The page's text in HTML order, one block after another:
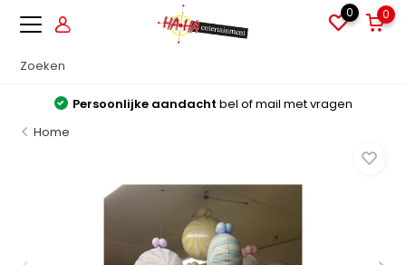
0 0
Persoonlijke aandacht bel of mail met vragen
Home